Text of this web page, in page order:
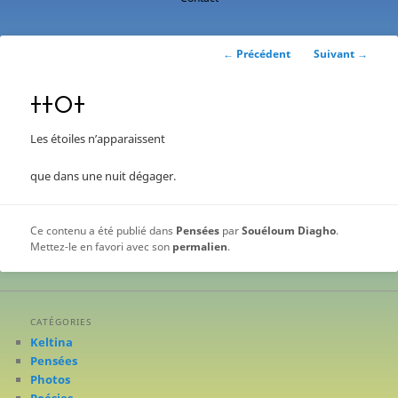
Navigation
← Précédent Suivant →
ⵜⵜⵔⵜ
Les étoiles n’apparaissent
que dans une nuit dégager.
Ce contenu a été publié dans Pensées parSouéloum Diagho.
Mettez-le en favori avec son permalien.
CATÉGORIES
Keltina
Pensées
Photos